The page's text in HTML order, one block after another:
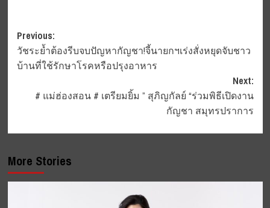
Post
navigation
Previous:
วัชระย้ำต้องรีบจบปัญหากัญชา!จี้นายกฯเร่งสั่งหยุดจับชาว
บ้านที่ใช้รักษาโรคหรือปรุงอาหาร
Next:
# แม่ฮ่องสอน # เตรียมยิ้ม ” สุภิญกัลย์ “ร่วมพิธีเปิดงาน
กัญชา สมุทรปราการ
More Stories